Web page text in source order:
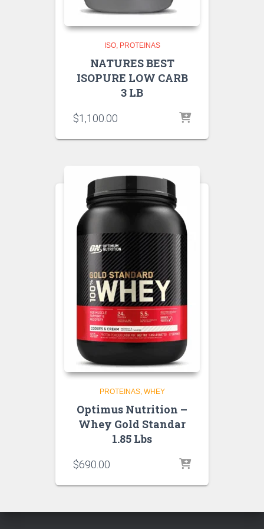
ISO PROTEINAS
NATURES BEST
ISOPURE LOW CARB
3 LB
$1,100.00
PROTEINAS WHEY
Optimus Nutrition –
Whey Gold Standar
1.85 Lbs
$690.00